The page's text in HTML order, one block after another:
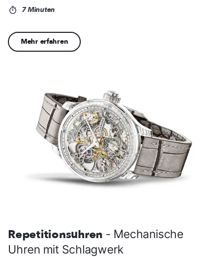
7 Minuten
Mehr erfahren
Repetitionsuhren - Mechanische
Uhren mit Schlagwerk